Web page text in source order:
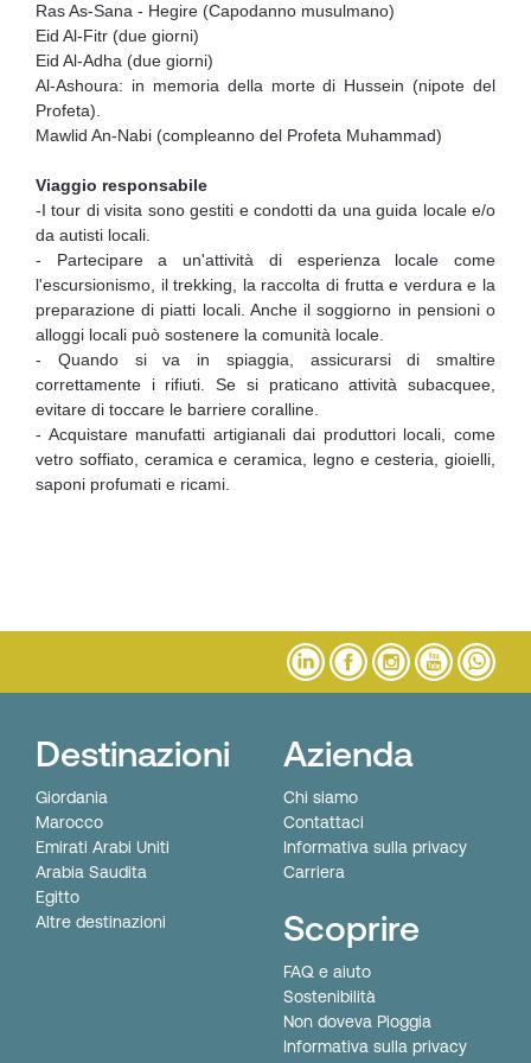
Ras As-Sana - Hegire (Capodanno musulmano)
Eid Al-Fitr (due giorni)
Eid Al-Adha (due giorni)
Al-Ashoura: in memoria della morte di Hussein (nipote del
Profeta).
Mawlid An-Nabi (compleanno del Profeta Muhammad)
Viaggio responsabile
-I tour di visita sono gestiti e condotti da una guida locale e/o
da autisti locali.
- Partecipare a un'attività di esperienza locale come
l'escursionismo, il trekking, la raccolta di frutta e verdura e la
preparazione di piatti locali. Anche il soggiorno in pensioni o
alloggi locali può sostenere la comunità locale.
- Quando si va in spiaggia, assicurarsi di smaltire
correttamente i rifiuti. Se si praticano attività subacquee,
evitare di toccare le barriere coralline.
- Acquistare manufatti artigianali dai produttori locali, come
vetro soffiato, ceramica e ceramica, legno e cesteria, gioielli,
saponi profumati e ricami.
Destinazioni
Giordania
Marocco
Emirati Arabi Uniti
Arabia Saudita
Egitto
Altre destinazioni
Azienda
Chi siamo
Contattaci
Informativa sulla privacy
Carriera
Scoprire
FAQ e aiuto
Sostenibilità
Non doveva Pioggia
Informativa sulla privacy